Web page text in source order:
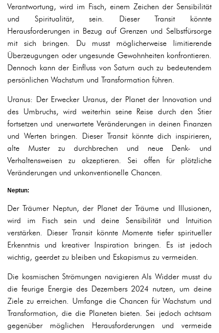
Verantwortung, wird im Fisch, einem Zeichen der Sensibilität
und Spiritualität, sein. Dieser Transit könnte
Herausforderungen in Bezug auf Grenzen und Selbstfürsorge
mit sich bringen. Du musst möglicherweise limitierende
Überzeugungen oder ungesunde Gewohnheiten konfrontieren.
Dennoch kann der Einfluss von Saturn auch zu bedeutendem
persönlichen Wachstum und Transformation führen.
Uranus: Der Erwecker Uranus, der Planet der Innovation und
des Umbruchs, wird weiterhin seine Reise durch den Stier
fortsetzen und unerwartete Veränderungen in deinen Finanzen
und Werten bringen. Dieser Transit könnte dich inspirieren,
alte Muster zu durchbrechen und neue Denk- und
Verhaltensweisen zu akzeptieren. Sei offen für plötzliche
Veränderungen und unkonventionelle Chancen.
Neptun:
Der Träumer Neptun, der Planet der Träume und Illusionen,
wird im Fisch sein und deine Sensibilität und Intuition
verstärken. Dieser Transit könnte Momente tiefer spiritueller
Erkenntnis und kreativer Inspiration bringen. Es ist jedoch
wichtig, geerdet zu bleiben und Eskapismus zu vermeiden.
Die kosmischen Strömungen navigieren Als Widder musst du
die feurige Energie des Dezembers 2024 nutzen, um deine
Ziele zu erreichen. Umfange die Chancen für Wachstum und
Transformation, die die Planeten bieten. Sei jedoch achtsam
gegenüber möglichen Herausforderungen und vermeide